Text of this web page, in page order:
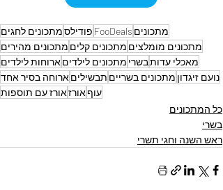
מתכונים FooDeals פודילסמתכונים לחגים
מתכונים מומלצים מתכונים קלים מתכונים מהירים
מאכלי עדותבשרי מתכונים לילדיםארוחות לילדים
נועם זיגדון מתכונים בשריים תבשיליםארוחה בסיר אחד
עוףאורזאורז עם תוספות
כל המתכונים
בשרי
ראש השנה וחגי תשרי